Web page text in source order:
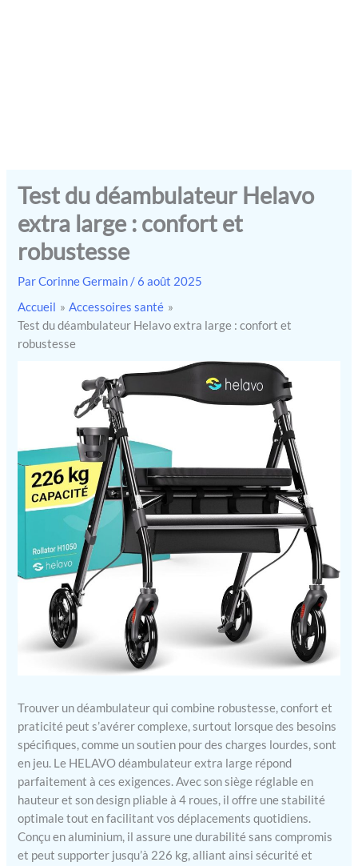
Test du déambulateur Helavo
extra large : confort et
robustesse
ParCorinne Germain /6 août 2025
Accueil
Accessoires santé
Test du déambulateur Helavo extra large : confort et
robustesse
Trouver un déambulateur qui combine robustesse, confort et
praticité peut s’avérer complexe, surtout lorsque des besoins
spécifiques, comme un soutien pour des charges lourdes, sont
en jeu. Le HELAVO déambulateur extra large répond
parfaitement à ces exigences. Avec son siège réglable en
hauteur et son design pliable à 4 roues, il offre une stabilité
optimale tout en facilitant vos déplacements quotidiens.
Conçu en aluminium, il assure une durabilité sans compromis
et peut supporter jusqu’à 226 kg, alliant ainsi sécurité et